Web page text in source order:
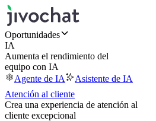
Oportunidades
IA
Aumenta el rendimiento del
equipo con IA
Agente de IA
Asistente de IA
Atención al cliente
Crea una experiencia de atención al
cliente excepcional